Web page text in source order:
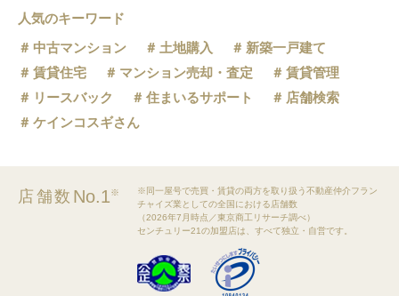
人気のキーワード
中古マンション
土地購入
新築一戸建て
賃貸住宅
マンション売却・査定
賃貸管理
リースバック
住まいるサポート
店舗検索
ケインコスギさん
店舗数 No.1※
※同一屋号で売買・賃貸の両方を取り扱う不動産仲介フラン
チャイズ業としての全国における店舗数
（2026年7月時点／東京商工リサーチ調べ）
センチュリー21の加盟店は、すべて独立・自営です。